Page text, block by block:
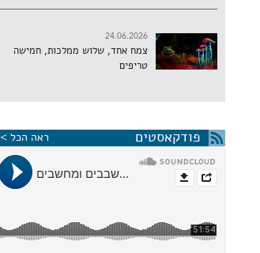
24.06.2026
צמח אחד, שלוש ממלכות, חמישה
טריפים
פודקאסטים ראה הכל >